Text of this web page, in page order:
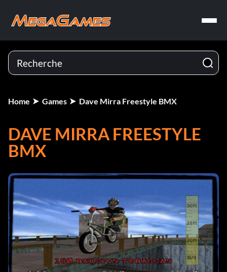
Home Games Dave Mirra Freestyle BMX
DAVE MIRRA FREESTYLE
BMX